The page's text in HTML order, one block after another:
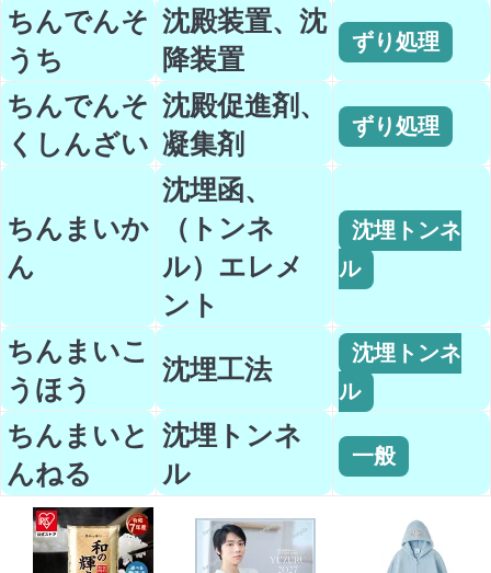
ちんでんそ
うち
沈殿装置、沈
降装置
ずり処理
ちんでんそ
くしんざい
沈殿促進剤、
凝集剤
ずり処理
ちんまいか
ん
沈埋函、
（トンネ
ル）エレメ
ント
沈埋トンネ
ル
ちんまいこ
うほう
沈埋工法
沈埋トンネ
ル
ちんまいと
んねる
沈埋トンネ
ル
一般